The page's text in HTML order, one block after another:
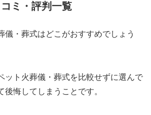
ミ・評判一覧
儀・葬式はどこがおすすめでしょう
ット火葬儀・葬式を比較せずに選んで
後悔してしまうことです。